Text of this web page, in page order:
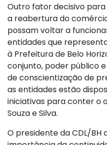
Outro fator decisivo
a reabertura do
possam voltar a
entidades que
à Prefeitura de Belo
conjunto, poder público
de conscientização de
as entidades estão
iniciativas para conter o
Souza e Silva.
O presidente da CDL/